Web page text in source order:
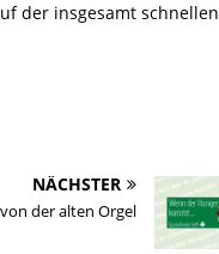
der insgesamt schnellen
NÄCHSTER
der alten Orgel